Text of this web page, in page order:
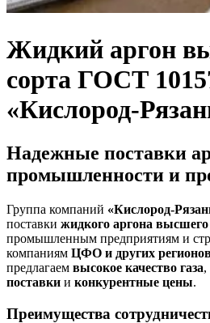
Жидкий аргон
сорта ГОСТ
«Кислород-
Надежные поставки
промышленности и
Группа компаний «Кислород-
поставки жидкого аргона высшего
промышленным предприятиям и
компаниям ЦФО и других
предлагаем высокое качество газа,
поставки и конкурентные цены.
Преимущества